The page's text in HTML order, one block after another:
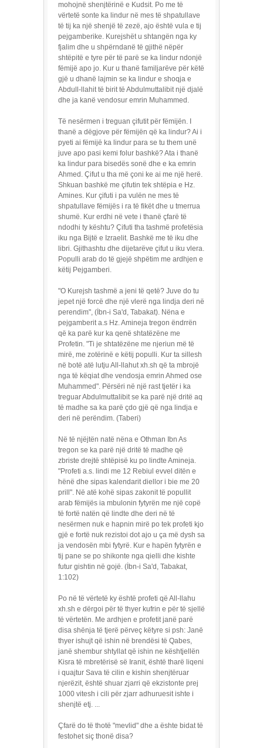
mohojnë shenjtërinë e Kudsit. Po me të
vërtetë sonte ka lindur në mes të shpatullave
të tij ka një shenjë të zezë, ajo është vula e tij
pejgamberike. Kurejshët u shtangën nga ky
fjalim dhe u shpërndanë të gjithë nëpër
shtëpitë e tyre për të parë se ka lindur ndonjë
fëmijë apo jo. Kur u thanë familjarëve për këtë
gjë u dhanë lajmin se ka lindur e shoqja e
Abdull-llahit të birit të Abdulmuttalibit një djalë
dhe ja kanë vendosur emrin Muhammed.
Të nesërmen i treguan çifutit për fëmijën. I
thanë a dëgjove për fëmijën që ka lindur? Ai i
pyeti ai fëmijë ka lindur para se tu them unë
juve apo pasi kemi folur bashkë? Ata i thanë
ka lindur para bisedës sonë dhe e ka emrin
Ahmed. Çifut u tha më çoni ke ai me një herë.
Shkuan bashkë me çifutin tek shtëpia e Hz.
Amines. Kur çifuti i pa vulën ne mes të
shpatullave fëmijës i ra të fikët dhe u tmerrua
shumë. Kur erdhi në vete i thanë çfarë të
ndodhi ty kështu? Çifuti tha tashmë profetësia
iku nga Bijtë e Izraelit. Bashkë me të iku dhe
libri. Gjithashtu dhe dijetarëve çifut u iku vlera.
Populli arab do të gjejë shpëtim me ardhjen e
këtij Pejgamberi.
"O Kurejsh tashmë a jeni të qetë? Juve do tu
jepet një forcë dhe një vlerë nga lindja deri në
perendim", (İbn-i Sa'd, Tabakat). Nëna e
pejgamberit a.s Hz. Amineja tregon ëndrrën
që ka parë kur ka qenë shtatëzëne me
Profetin. "Ti je shtatëzëne me njeriun më të
mirë, me zotërinë e këtij populli. Kur ta sillesh
në botë atë lutju All-llahut xh.sh që ta mbrojë
nga të këqiat dhe vendosja emrin Ahmed ose
Muhammed". Përsëri në një rast tjetër i ka
treguar Abdulmuttalibit se ka parë një dritë aq
të madhe sa ka parë çdo gjë që nga lindja e
deri në perëndim. (Taberi)
Në të njëjtën natë nëna e Othman Ibn As
tregon se ka parë një dritë të madhe që
zbriste drejtë shtëpisë ku po lindte Amineja.
"Profeti a.s. lindi me 12 Rebiul evvel ditën e
hënë dhe sipas kalendarit diellor i bie me 20
prill". Në atë kohë sipas zakonit të popullit
arab fëmijës ia mbulonin fytyrën me një copë
të fortë natën që lindte dhe deri në të
nesërmen nuk e hapnin mirë po tek profeti kjo
gjë e fortë nuk rezistoi dot ajo u ça më dysh sa
ja vendosën mbi fytyrë. Kur e hapën fytyrën e
tij pane se po shikonte nga qielli dhe kishte
futur gishtin në gojë. (İbn-i Sa'd, Tabakat,
1:102)
Po në të vërtetë ky është profeti që All-llahu
xh.sh e dërgoi për të thyer kufrin e për të sjellë
të vërtetën. Me ardhjen e profetit janë parë
disa shënja të tjerë përveç këtyre si psh: Janë
thyer ishujt që ishin në brendësi të Qabes,
janë shembur shtyllat që ishin ne kështjellën
Kisra të mbretërisë së Iranit, është tharë liqeni
i quajtur Sava të cilin e kishin shenjtëruar
njerëzit, është shuar zjarri që ekzistonte prej
1000 vitesh i cili për zjarr adhuruesit ishte i
shenjtë etj. ...
Çfarë do të thotë "mevlid" dhe a ështe bidat të
festohet siç thonë disa?